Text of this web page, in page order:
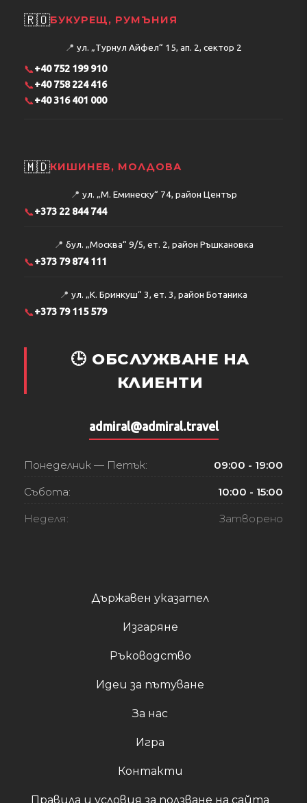
Държавен указател
Изгаряне
Ръководство
Идеи за пътуване
За нас
Игра
Контакти
Правила и условия за ползване на сайта
🇷🇴БУКУРЕЩ, РУМЪНИЯ
📍 ул. „Турнул Айфел“ 15, ап. 2, сектор 2
📞+40 752 199 910
📞+40 758 224 416
📞+40 316 401 000
🇲🇩КИШИНЕВ, МОЛДОВА
📍 ул. „М. Еминеску“ 74, район Център
📞+373 22 844 744
📍 бул. „Москва“ 9/5, ет. 2, район Ръшкановка
📞+373 79 874 111
📍 ул. „К. Бринкуш“ 3, ет. 3, район Ботаника
📞+373 79 115 579
🕒 ОБСЛУЖВАНЕ НА
КЛИЕНТИ
admiral@admiral.travel
Понеделник — Петък: 09:00 - 19:00
Събота: 10:00 - 15:00
Неделя: Затворено